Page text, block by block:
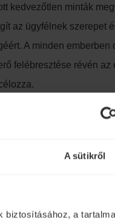
A sütikről
biztosításához, a
kedvezőtlen minták
az ügyfélnek szerepet
A minden emberben
felébresztése révén